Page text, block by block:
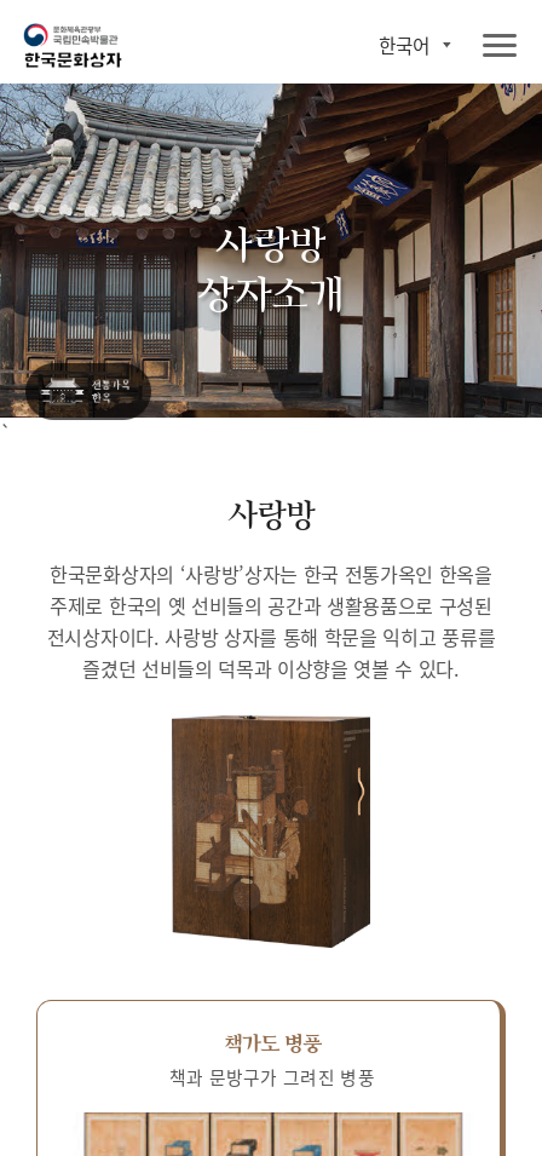
한국어
`
사랑방
상자소개
사랑방
한국문화상자의 ‘사랑방’상자는 한국 전통가옥인 한옥을
주제로 한국의 옛 선비들의 공간과 생활용품으로 구성된
전시상자이다. 사랑방 상자를 통해 학문을 익히고 풍류를
즐겼던 선비들의 덕목과 이상향을 엿볼 수 있다.
책가도 병풍
책과 문방구가 그려진 병풍